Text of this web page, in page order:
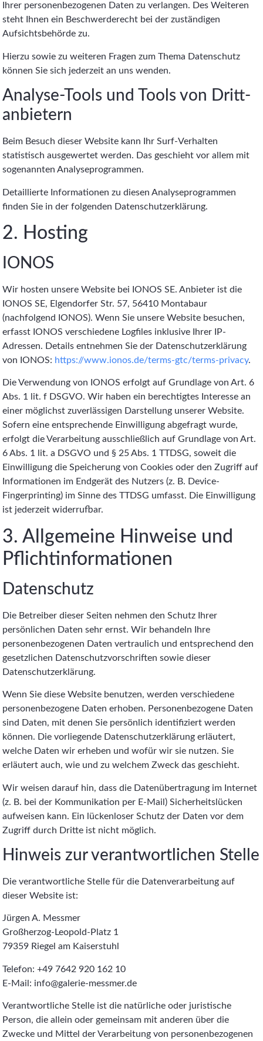
Ihrer personenbezogenen Daten zu verlangen. Des Weiteren
steht Ihnen ein Beschwerderecht bei der zuständigen
Aufsichtsbehörde zu.
Hierzu sowie zu weiteren Fragen zum Thema Datenschutz
können Sie sich jederzeit an uns wenden.
Analyse-Tools und Tools von Dritt­
anbietern
Beim Besuch dieser Website kann Ihr Surf-Verhalten
statistisch ausgewertet werden. Das geschieht vor allem mit
sogenannten Analyseprogrammen.
Detaillierte Informationen zu diesen Analyseprogrammen
finden Sie in der folgenden Datenschutzerklärung.
2. Hosting
IONOS
Wir hosten unsere Website bei IONOS SE. Anbieter ist die
IONOS SE, Elgendorfer Str. 57, 56410 Montabaur
(nachfolgend IONOS). Wenn Sie unsere Website besuchen,
erfasst IONOS verschiedene Logfiles inklusive Ihrer IP-
Adressen. Details entnehmen Sie der Datenschutzerklärung
von IONOS: https://www.ionos.de/terms-gtc/terms-privacy.
Die Verwendung von IONOS erfolgt auf Grundlage von Art. 6
Abs. 1 lit. f DSGVO. Wir haben ein berechtigtes Interesse an
einer möglichst zuverlässigen Darstellung unserer Website.
Sofern eine entsprechende Einwilligung abgefragt wurde,
erfolgt die Verarbeitung ausschließlich auf Grundlage von Art.
6 Abs. 1 lit. a DSGVO und § 25 Abs. 1 TTDSG, soweit die
Einwilligung die Speicherung von Cookies oder den Zugriff auf
Informationen im Endgerät des Nutzers (z. B. Device-
Fingerprinting) im Sinne des TTDSG umfasst. Die Einwilligung
ist jederzeit widerrufbar.
3. Allgemeine Hinweise und
Pflicht­informationen
Datenschutz
Die Betreiber dieser Seiten nehmen den Schutz Ihrer
persönlichen Daten sehr ernst. Wir behandeln Ihre
personenbezogenen Daten vertraulich und entsprechend den
gesetzlichen Datenschutzvorschriften sowie dieser
Datenschutzerklärung.
Wenn Sie diese Website benutzen, werden verschiedene
personenbezogene Daten erhoben. Personenbezogene Daten
sind Daten, mit denen Sie persönlich identifiziert werden
können. Die vorliegende Datenschutzerklärung erläutert,
welche Daten wir erheben und wofür wir sie nutzen. Sie
erläutert auch, wie und zu welchem Zweck das geschieht.
Wir weisen darauf hin, dass die Datenübertragung im Internet
(z. B. bei der Kommunikation per E-Mail) Sicherheitslücken
aufweisen kann. Ein lückenloser Schutz der Daten vor dem
Zugriff durch Dritte ist nicht möglich.
Hinweis zur verantwortlichen Stelle
Die verantwortliche Stelle für die Datenverarbeitung auf
dieser Website ist:
Jürgen A. Messmer
Großherzog-Leopold-Platz 1
79359 Riegel am Kaiserstuhl
Telefon: +49 7642 920 162 10
E-Mail: info@galerie-messmer.de
Verantwortliche Stelle ist die natürliche oder juristische
Person, die allein oder gemeinsam mit anderen über die
Zwecke und Mittel der Verarbeitung von personenbezogenen